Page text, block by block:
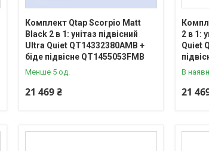
Комплект Qtap Scorpio Matt
Black 2 в 1: унітаз підвісний
Ultra Quiet QT14332380AMB +
біде підвісне QT1455053FMB
Менше 5 од.
21 469 ₴
2 в 1:
Quiet
В
21